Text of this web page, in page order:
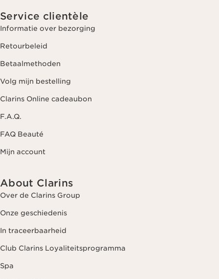
Service clientèle
Informatie over bezorging
Retourbeleid
Betaalmethoden
Volg mijn bestelling
Clarins Online cadeaubon
F.A.Q.
FAQ Beauté
Mijn account
About Clarins
Over de Clarins Group
Onze geschiedenis
In traceerbaarheid
Club Clarins Loyaliteitsprogramma
Spa